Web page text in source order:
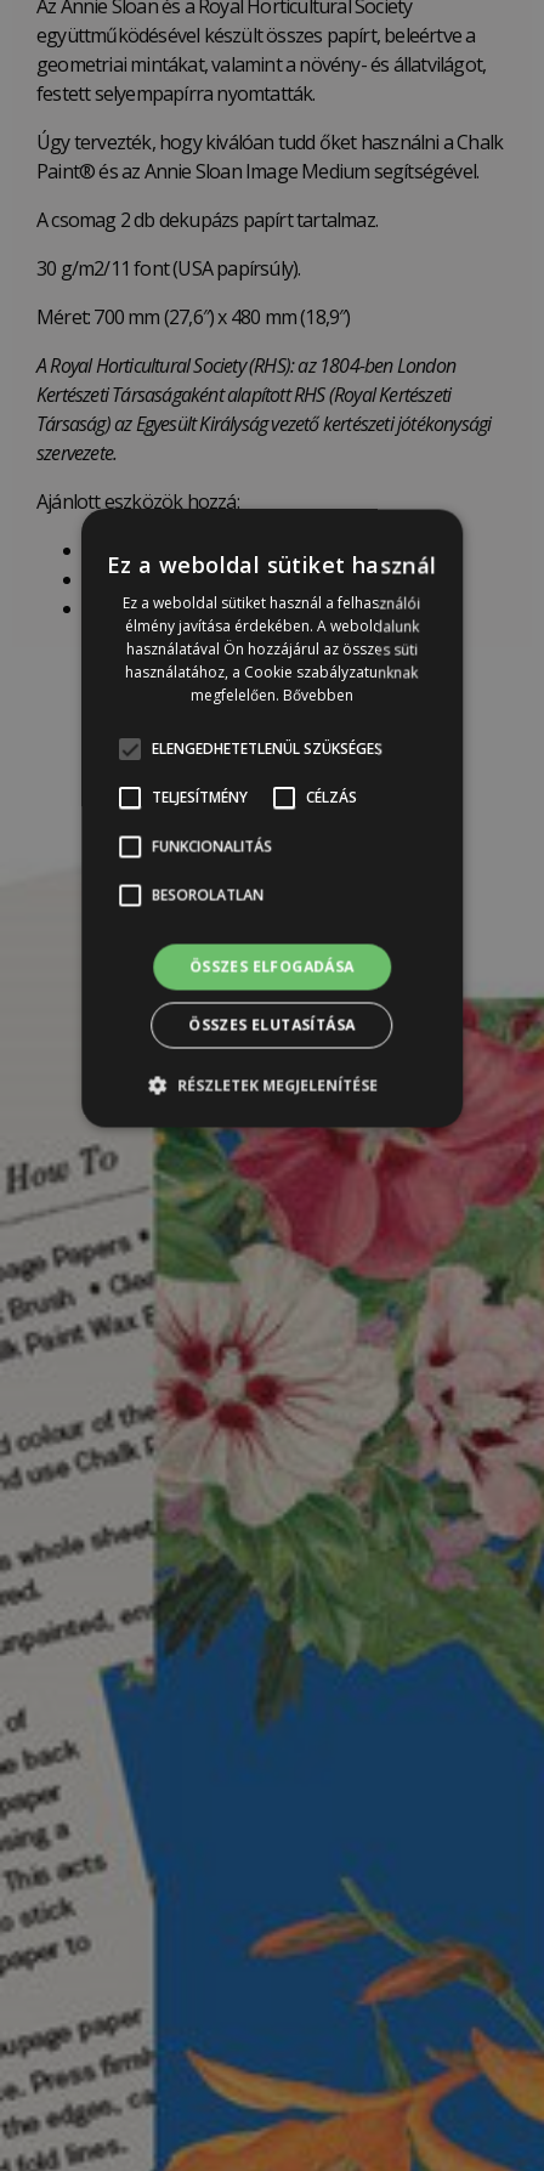
Az Annie Sloan és a Royal Horticultural Society
együttműködésével készült összes papírt, beleértve a
geometriai mintákat, valamint a növény- és állatvilágot,
festett selyempapírra nyomtatták.
Úgy tervezték, hogy kiválóan tudd őket használni a Chalk
Paint® és az Annie Sloan Image Medium segítségével.
A csomag 2 db dekupázs papírt tartalmaz.
30 g/m2/11 font (USA papírsúly).
Méret: 700 mm (27,6″) x 480 mm (18,9″)
A Royal Horticultural Society (RHS): az 1804-ben London
Kertészeti Társaságaként alapított RHS (Royal Kertészeti
Társaság) az Egyesült Királyság vezető kertészeti jótékonysági
szervezete.
Ajánlott eszközök hozzá:
Image Medium decoupage ragasztó
Lapos ecsetek
Díszítő ecset készlet
Ez a weboldal sütiket használ
Ez a weboldal sütiket használ a felhasználói
élmény javítása érdekében. A weboldalunk
használatával Ön hozzájárul az összes süti
használatához, a Cookie szabályzatunknak
megfelelően. Bővebben
ELENGEDHETETLENÜL SZÜKSÉGES
TELJESÍTMÉNY CÉLZÁS
FUNKCIONALITÁS
BESOROLATLAN
ÖSSZES ELFOGADÁSA
ÖSSZES ELUTASÍTÁSA
RÉSZLETEK MEGJELENÍTÉSE